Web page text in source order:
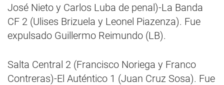
José Nieto y Carlos Luba de penal)-La Banda
CF 2 (Ulises Brizuela y Leonel Piazenza). Fue
expulsado Guillermo Reimundo (LB).
Salta Central 2 (Francisco Noriega y Franco
Contreras)-El Auténtico 1 (Juan Cruz Sosa). Fue